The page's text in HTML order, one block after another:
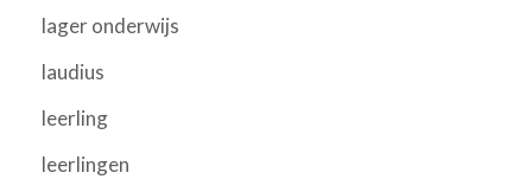
lager onderwijs
laudius
leerling
leerlingen